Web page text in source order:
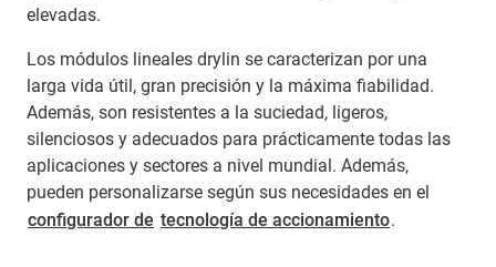
elevadas.
Los módulos lineales drylin se caracterizan por una
larga vida útil, gran precisión y la máxima fiabilidad.
Además, son resistentes a la suciedad, ligeros,
silenciosos y adecuados para prácticamente todas las
aplicaciones y sectores a nivel mundial. Además,
pueden personalizarse según sus necesidades en el
configurador de tecnología de accionamiento.